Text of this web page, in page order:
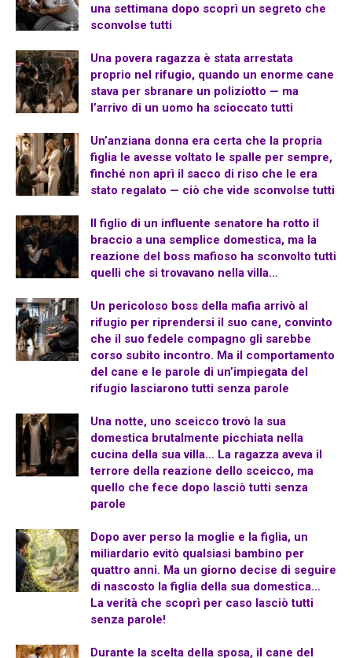
una settimana dopo scoprì un segreto che
sconvolse tutti
Una povera ragazza è stata arrestata
proprio nel rifugio, quando un enorme cane
stava per sbranare un poliziotto — ma
l’arrivo di un uomo ha scioccato tutti
Un’anziana donna era certa che la propria
figlia le avesse voltato le spalle per sempre,
finché non aprì il sacco di riso che le era
stato regalato — ciò che vide sconvolse tutti
Il figlio di un influente senatore ha rotto il
braccio a una semplice domestica, ma la
reazione del boss mafioso ha sconvolto tutti
quelli che si trovavano nella villa…
Un pericoloso boss della mafia arrivò al
rifugio per riprendersi il suo cane, convinto
che il suo fedele compagno gli sarebbe
corso subito incontro. Ma il comportamento
del cane e le parole di un’impiegata del
rifugio lasciarono tutti senza parole
Una notte, uno sceicco trovò la sua
domestica brutalmente picchiata nella
cucina della sua villa… La ragazza aveva il
terrore della reazione dello sceicco, ma
quello che fece dopo lasciò tutti senza
parole
Dopo aver perso la moglie e la figlia, un
miliardario evitò qualsiasi bambino per
quattro anni. Ma un giorno decise di seguire
di nascosto la figlia della sua domestica…
La verità che scoprì per caso lasciò tutti
senza parole!
Durante la scelta della sposa, il cane del